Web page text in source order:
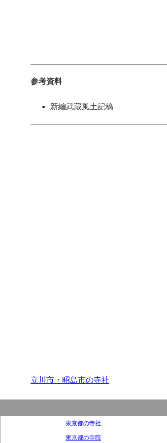
参考資料
新編武蔵風土記稿
立川市・昭島市の寺社
東京都の寺社
東京都の寺院